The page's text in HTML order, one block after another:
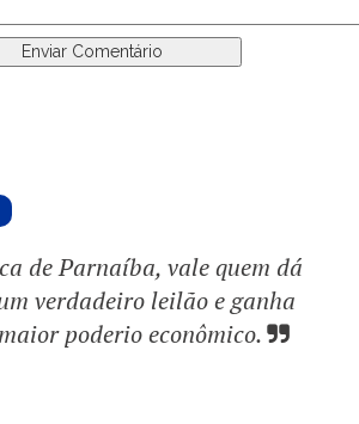
de Parnaíba, vale quem dá
verdadeiro leilão e ganha
poderio econômico.